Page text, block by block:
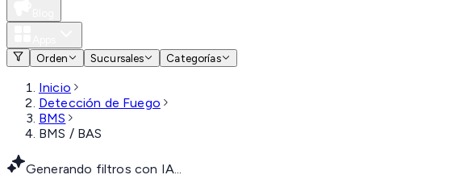
Orden
Sucursales Categorías
Inicio
Detección de Fuego
BMS
BMS / BAS
Generando filtros con IA...